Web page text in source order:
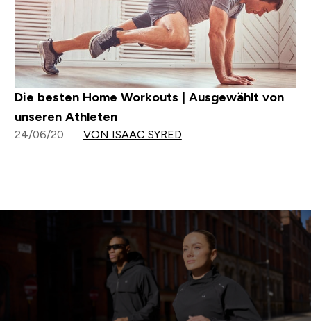
Die besten Home Workouts | Ausgewählt von
unseren Athleten
24/06/20 VON ISAAC SYRED